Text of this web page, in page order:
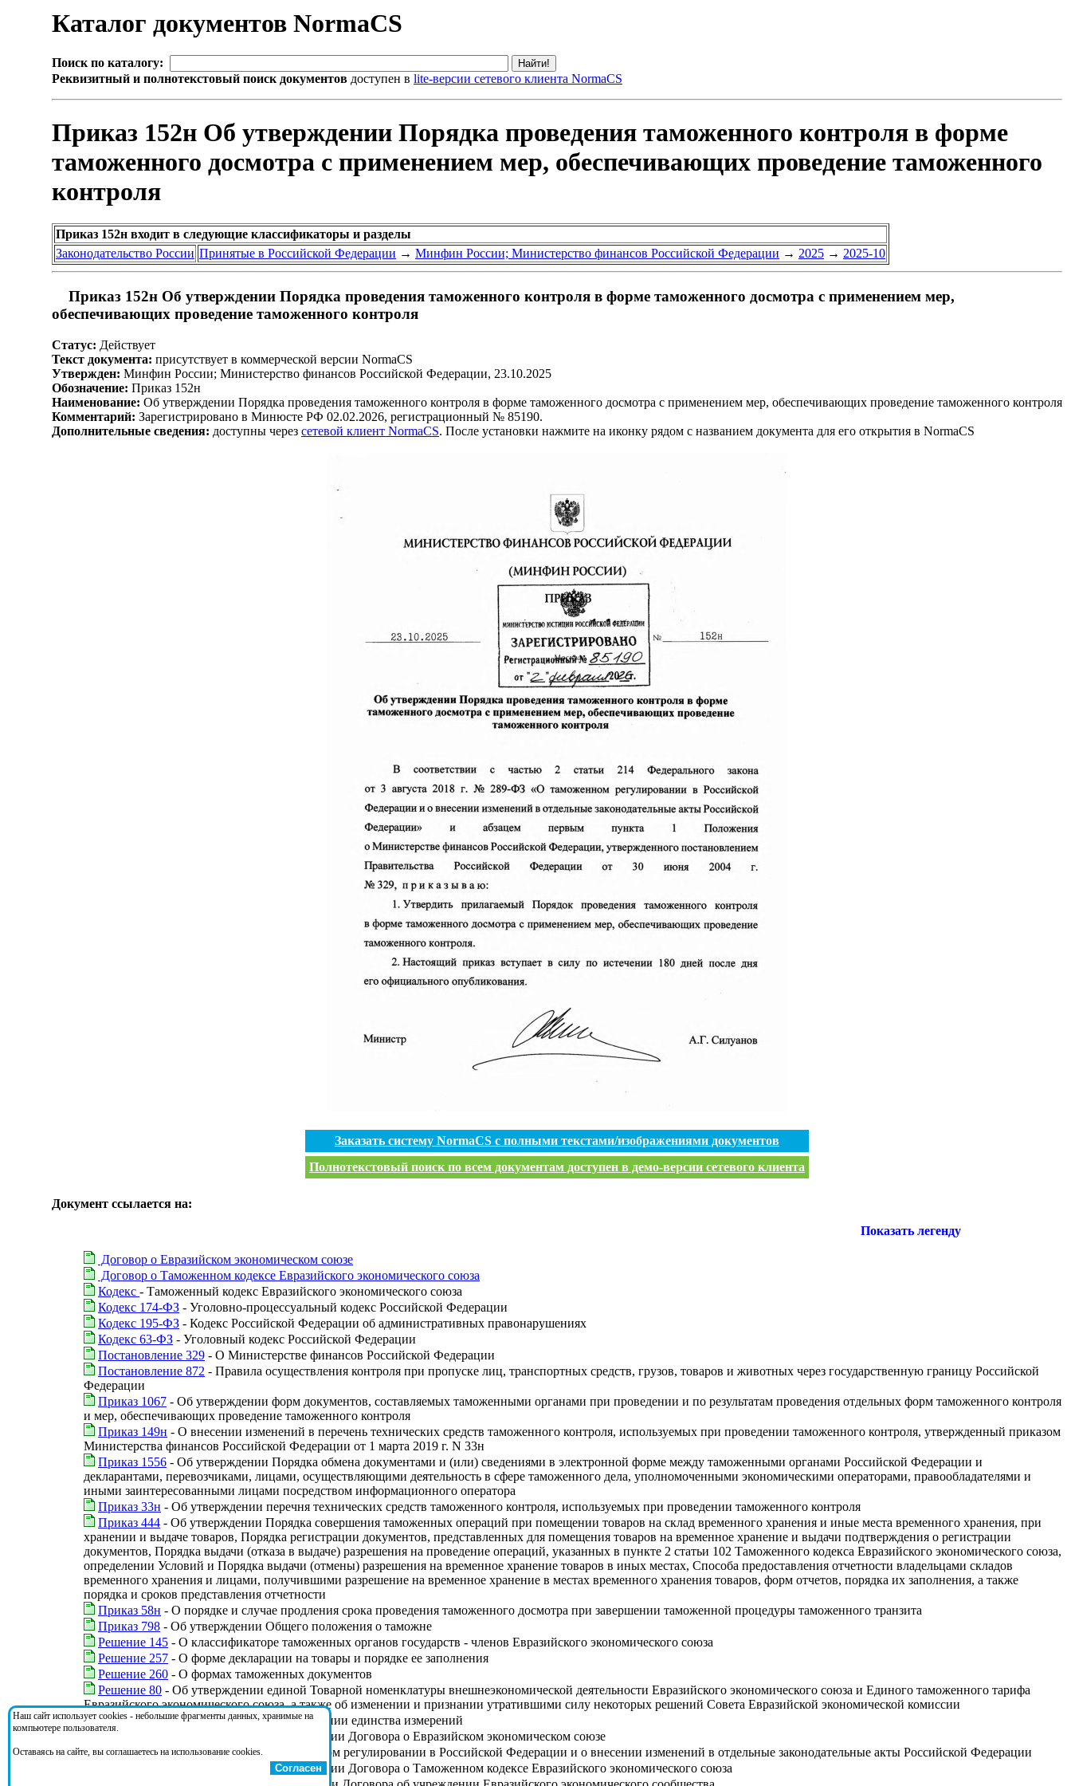
Каталог документов NormaCS
Поиск по каталогу:
Реквизитный и полнотекстовый поиск документов доступен в lite-версии сетевого клиента NormaCS
Приказ 152н Об утверждении Порядка проведения таможенного контроля в форме
таможенного досмотра с применением мер, обеспечивающих проведение таможенного
контроля
Приказ 152н входит в следующие классификаторы и разделы
Законодательство России Принятые в Российской Федерации → Минфин России; Министерство финансов Российской Федерации → 2025 → 2025-10
Приказ 152н Об утверждении Порядка проведения таможенного контроля в форме таможенного досмотра с применением мер,
обеспечивающих проведение таможенного контроля
Статус: Действует
Текст документа: присутствует в коммерческой версии NormaCS
Утвержден: Минфин России; Министерство финансов Российской Федерации, 23.10.2025
Обозначение: Приказ 152н
Наименование: Об утверждении Порядка проведения таможенного контроля в форме таможенного досмотра с применением мер, обеспечивающих проведение таможенного контроля
Комментарий: Зарегистрировано в Минюсте РФ 02.02.2026, регистрационный № 85190.
Дополнительные сведения: доступны через сетевой клиент NormaCS. После установки нажмите на иконку рядом с названием документа для его открытия в NormaCS
Заказать систему NormaCS с полными текстами/изображениями документов
Полнотекстовый поиск по всем документам доступен в демо-версии сетевого клиента
Документ ссылается на:
Показать легенду
Договор о Евразийском экономическом союзе
Договор о Таможенном кодексе Евразийского экономического союза
Кодекс - Таможенный кодекс Евразийского экономического союза
Кодекс 174-ФЗ - Уголовно-процессуальный кодекс Российской Федерации
Кодекс 195-ФЗ - Кодекс Российской Федерации об административных правонарушениях
Кодекс 63-ФЗ - Уголовный кодекс Российской Федерации
Постановление 329 - О Министерстве финансов Российской Федерации
Постановление 872 - Правила осуществления контроля при пропуске лиц, транспортных средств, грузов, товаров и животных через государственную границу Российской
Федерации
Приказ 1067 - Об утверждении форм документов, составляемых таможенными органами при проведении и по результатам проведения отдельных форм таможенного контроля
и мер, обеспечивающих проведение таможенного контроля
Приказ 149н - О внесении изменений в перечень технических средств таможенного контроля, используемых при проведении таможенного контроля, утвержденный приказом
Министерства финансов Российской Федерации от 1 марта 2019 г. N 33н
Приказ 1556 - Об утверждении Порядка обмена документами и (или) сведениями в электронной форме между таможенными органами Российской Федерации и
декларантами, перевозчиками, лицами, осуществляющими деятельность в сфере таможенного дела, уполномоченными экономическими операторами, правообладателями и
иными заинтересованными лицами посредством информационного оператора
Приказ 33н - Об утверждении перечня технических средств таможенного контроля, используемых при проведении таможенного контроля
Приказ 444 - Об утверждении Порядка совершения таможенных операций при помещении товаров на склад временного хранения и иные места временного хранения, при
хранении и выдаче товаров, Порядка регистрации документов, представленных для помещения товаров на временное хранение и выдачи подтверждения о регистрации
документов, Порядка выдачи (отказа в выдаче) разрешения на проведение операций, указанных в пункте 2 статьи 102 Таможенного кодекса Евразийского экономического союза,
определении Условий и Порядка выдачи (отмены) разрешения на временное хранение товаров в иных местах, Способа предоставления отчетности владельцами складов
временного хранения и лицами, получившими разрешение на временное хранение в местах временного хранения товаров, форм отчетов, порядка их заполнения, а также
порядка и сроков представления отчетности
Приказ 58н - О порядке и случае продления срока проведения таможенного досмотра при завершении таможенной процедуры таможенного транзита
Приказ 798 - Об утверждении Общего положения о таможне
Решение 145 - О классификаторе таможенных органов государств - членов Евразийского экономического союза
Решение 257 - О форме декларации на товары и порядке ее заполнения
Решение 260 - О формах таможенных документов
Решение 80 - Об утверждении единой Товарной номенклатуры внешнеэкономической деятельности Евразийского экономического союза и Единого таможенного тарифа
Евразийского экономического союза, а также об изменении и признании утратившими силу некоторых решений Совета Евразийской экономической комиссии
Федеральный закон 102-ФЗ- Об обеспечении единства измерений
- О ратификации Договора о Евразийском экономическом союзе
Федеральный закон 289-ФЗ- О таможенном регулировании в Российской Федерации и о внесении изменений в отдельные законодательные акты Российской Федерации
- О ратификации Договора о Таможенном кодексе Евразийского экономического союза
Наш сайт использует cookies - небольшие фрагменты данных, хранимые на
компьютере пользователя.
Оставаясь на сайте, вы соглашаетесь на использование cookies.
Согласен